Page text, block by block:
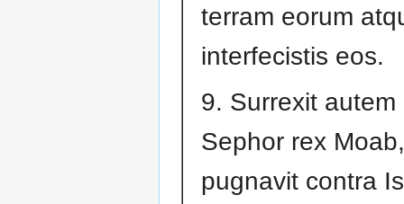
terram eorum
interfecistis eos.
9. Surrexit autem
Sephor rex
pugnavit contra